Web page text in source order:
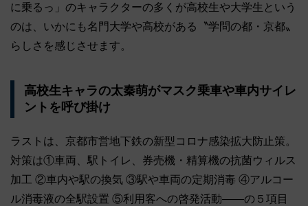
に乗るっ」のキャラクターの多くが高校生や大学生という
のは、いかにも名門大学や高校がある〝学問の都・京都〟
らしさを感じさせます。
高校生キャラの太秦萌がマスク乗車や車内サイレ
ントを呼び掛け
ラストは、京都市営地下鉄の新型コロナ感染拡大防止策。
対策は①車両、駅トイレ、券売機・精算機の抗菌ウィルス
加工 ②車内や駅の換気 ③駅や車両の定期消毒 ④アルコー
ル消毒液の全駅設置 ⑤利用客への啓発活動――の５項目